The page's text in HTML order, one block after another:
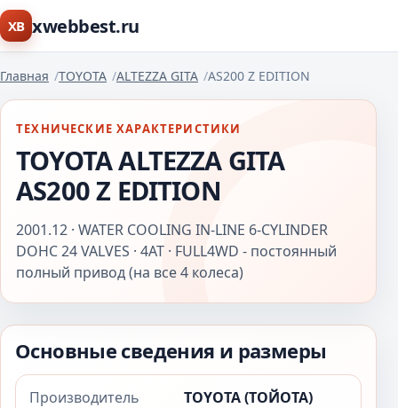
XB xwebbest.ru
Главная TOYOTA ALTEZZA GITA AS200 Z EDITION
ТЕХНИЧЕСКИЕ ХАРАКТЕРИСТИКИ
TOYOTA ALTEZZA GITA
AS200 Z EDITION
2001.12 · WATER COOLING IN-LINE 6-CYLINDER
DOHC 24 VALVES · 4AT · FULL4WD - постоянный
полный привод (на все 4 колеса)
Основные сведения и размеры
Производитель TOYOTA (ТОЙОТА)